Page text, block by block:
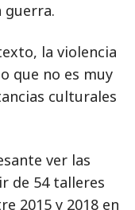
guerra.
la violencia
que no es muy
culturales
ver las
de 54 talleres
2015 y 2018 en